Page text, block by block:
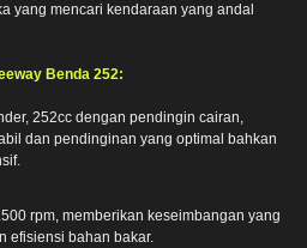
yang mencari kendaraan yang andal
Benda 252:
252cc dengan pendingin cairan,
dan pendinginan yang optimal bahkan
rpm, memberikan keseimbangan yang
efisiensi bahan bakar.